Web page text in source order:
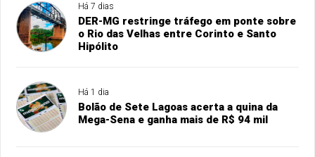
Há 7 dias
DER-MG restringe tráfego em ponte sobre
o Rio das Velhas entre Corinto e Santo
Hipólito
Há 1 dia
Bolão de Sete Lagoas acerta a quina da
Mega-Sena e ganha mais de R$ 94 mil